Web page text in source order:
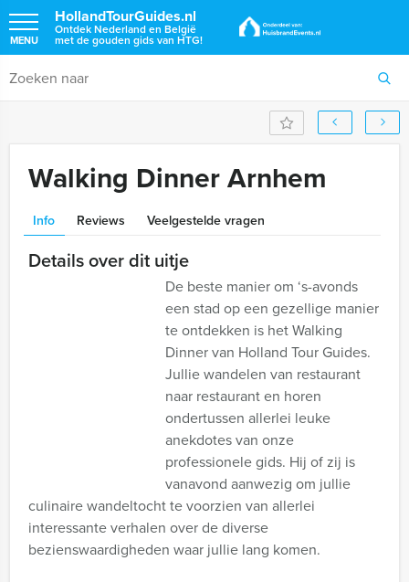
HollandTourGuides.nl
Ontdek Nederland en België
met de gouden gids van HTG!
MENU
Walking Dinner Arnhem
Info Reviews Veelgestelde vragen
Details over dit uitje
De beste manier om ‘s-avonds
een stad op een gezellige manier
te ontdekken is het Walking
Dinner van Holland Tour Guides.
Jullie wandelen van restaurant
naar restaurant en horen
ondertussen allerlei leuke
anekdotes van onze
professionele gids. Hij of zij is
vanavond aanwezig om jullie
culinaire wandeltocht te voorzien van allerlei
interessante verhalen over de diverse
bezienswaardigheden waar jullie lang komen.